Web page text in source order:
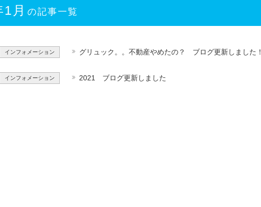
月 の記事一覧
インフォメーション グリュック。。不動産やめたの？ ブログ更新しました！
インフォメーション 2021 ブログ更新しました